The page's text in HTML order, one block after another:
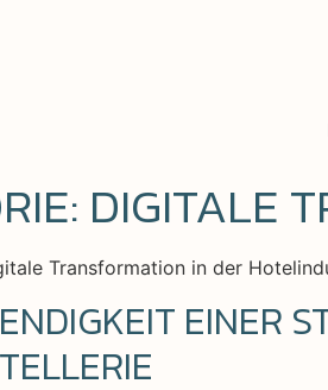
DIGITALE
Transformation in der
EINER